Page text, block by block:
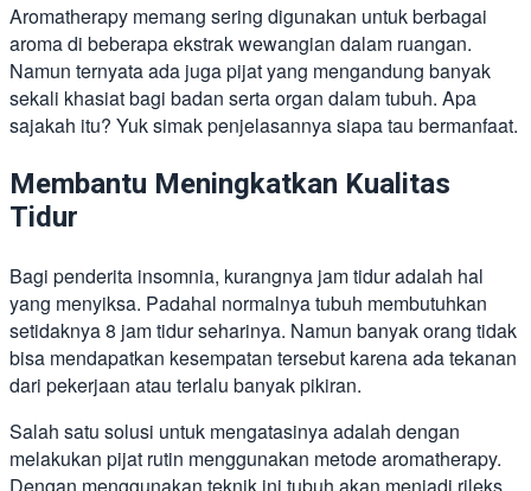
Aromatherapy memang sering digunakan untuk berbagai
aroma di beberapa ekstrak wewangian dalam ruangan.
Namun ternyata ada juga pijat yang mengandung banyak
sekali khasiat bagi badan serta organ dalam tubuh. Apa
sajakah itu? Yuk simak penjelasannya siapa tau bermanfaat.
Membantu Meningkatkan Kualitas
Tidur
Bagi penderita insomnia, kurangnya jam tidur adalah hal
yang menyiksa. Padahal normalnya tubuh membutuhkan
setidaknya 8 jam tidur seharinya. Namun banyak orang tidak
bisa mendapatkan kesempatan tersebut karena ada tekanan
dari pekerjaan atau terlalu banyak pikiran.
Salah satu solusi untuk mengatasinya adalah dengan
melakukan pijat rutin menggunakan metode aromatherapy.